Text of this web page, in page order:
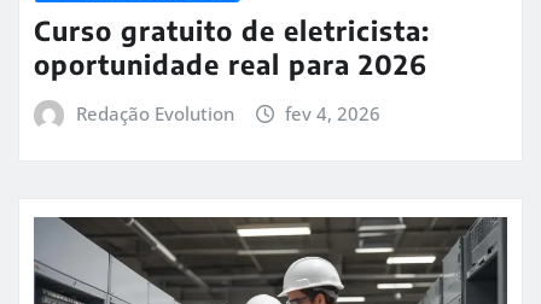
Curso gratuito de eletricista:
oportunidade real para 2026
Redação Evolution fev 4, 2026